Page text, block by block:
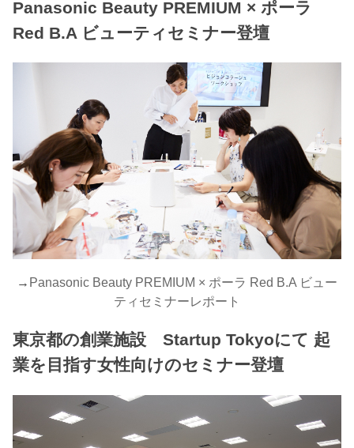
Panasonic Beauty PREMIUM × ポーラ
Red B.A ビューティセミナー登壇
→ Panasonic Beauty PREMIUM × ポーラ Red B.A ビュー
ティセミナーレポート
東京都の創業施設 Startup Tokyoにて 起
業を目指す女性向けのセミナー登壇